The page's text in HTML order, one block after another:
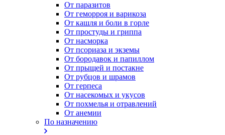
От паразитов
Oт геморроя и варикоза
От кашля и боли в горле
От простуды и гриппа
От насморка
Oт псориаза и экземы
От бородавок и папиллом
От прыщей и постакне
От рубцов и шрамов
От герпеса
От насекомых и укусов
От похмелья и отравлений
От анемии
По назначению